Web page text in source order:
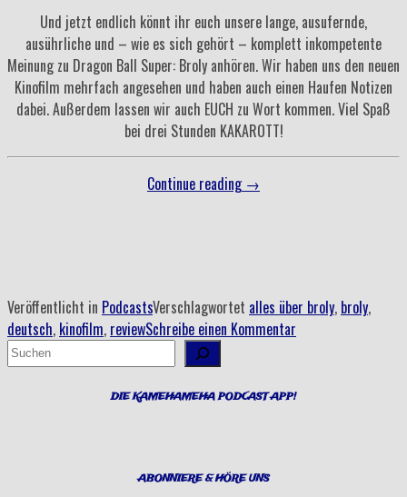
Und jetzt endlich könnt ihr euch unsere lange, ausufernde,
ausührliche und – wie es sich gehört – komplett inkompetente
Meinung zu Dragon Ball Super: Broly anhören. Wir haben uns den neuen
Kinofilm mehrfach angesehen und haben auch einen Haufen Notizen
dabei. Außerdem lassen wir auch EUCH zu Wort kommen. Viel Spaß
bei drei Stunden KAKAROTT!
Continue reading „Folge
Jahres:
Alles
→
Veröffentlicht in PodcastsVerschlagwortet alles über broly, broly,
deutsch, kinofilm, reviewSchreibe einen Kommentar
Suchen
DIE KAMEHAMEHA PODCAST APP!
ABONNIERE & HÖRE UNS